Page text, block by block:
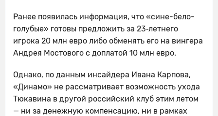
Ранее появилась информация, что «сине-бело-
голубые» готовы предложить за 23‑летнего
игрока 20 млн евро либо обменять его на вингера
Андрея Мостового с доплатой 10 млн евро.
Однако, по данным инсайдера Ивана Карпова,
«Динамо» не рассматривает возможность ухода
Тюкавина в другой российский клуб этим летом
— ни за денежную компенсацию, ни в рамках